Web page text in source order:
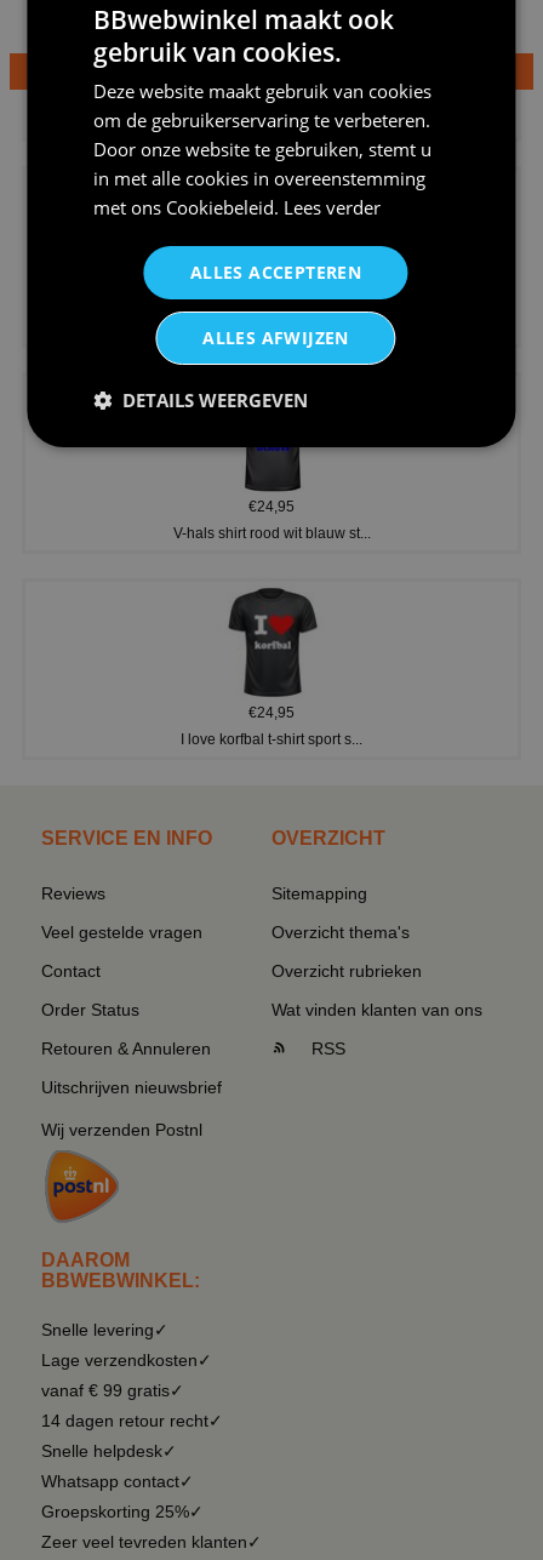
€24,95
Dames v hals t-shirt prinses v...
€24,95
€24,95
V-hals shirt rood wit blauw st...
€24,95
I love korfbal t-shirt sport s...
SERVICE EN INFO
Reviews
Veel gestelde vragen
Contact
Order Status
Retouren & Annuleren
Uitschrijven nieuwsbrief
Wij verzenden Postnl
DAAROM
BBWEBWINKEL:
Snelle levering✓
Lage verzendkosten✓
vanaf € 99 gratis✓
14 dagen retour recht✓
Snelle helpdesk✓
Whatsapp contact✓
Groepskorting 25%✓
Zeer veel tevreden klanten✓
OVERZICHT
Sitemapping
Overzicht thema's
Overzicht rubrieken
Wat vinden klanten van ons
RSS
BBwebwinkel maakt ook
gebruik van cookies.
Deze website maakt gebruik van cookies
om de gebruikerservaring te verbeteren.
Door onze website te gebruiken, stemt u
in met alle cookies in overeenstemming
met ons Cookiebeleid. Lees verder
ALLES ACCEPTEREN
ALLES AFWIJZEN
DETAILS WEERGEVEN